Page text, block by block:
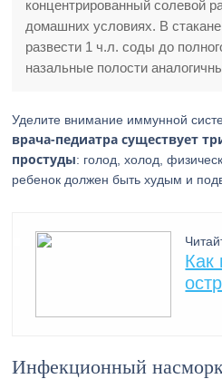
концентрированный солевой
домашних условиях. В
развести 1 ч.л. соды до
назальные полости
Уделите внимание иммунной
врача-педиатра существует
простуды: голод, холод,
ребенок должен быть худым и
Как
Инфекционный